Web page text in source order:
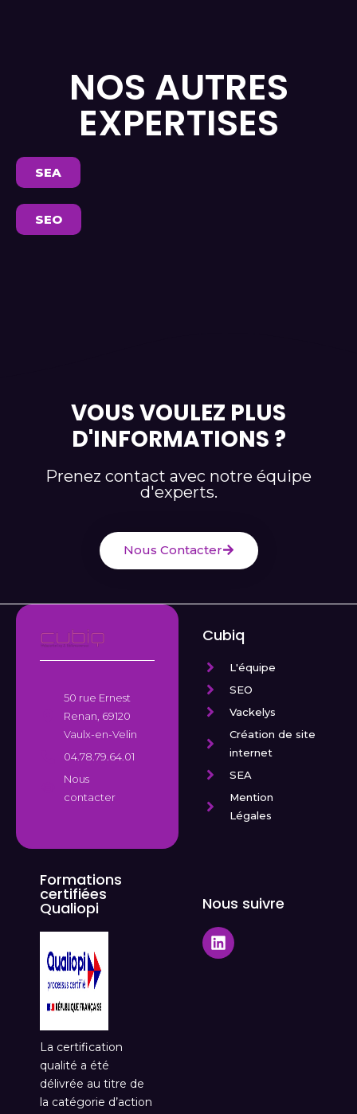
NOS AUTRES
EXPERTISES
SEA
SEO
VOUS VOULEZ PLUS
D'INFORMATIONS ?
Prenez contact avec notre équipe
d'experts.
Nous Contacter
50 rue Ernest
Renan, 69120
Vaulx-en-Velin
04.78.79.64.01
Nous
contacter
Cubiq
L'équipe
SEO
Vackelys
Création de site
internet
SEA
Mention
Légales
Formations
certifiées
Qualiopi
La certification
qualité a été
délivrée au titre de
la catégorie d’action
Nous suivre